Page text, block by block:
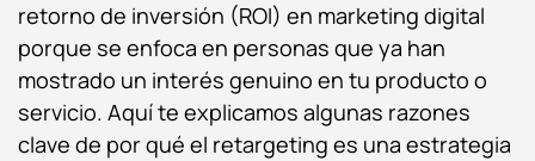
retorno de inversión (ROI) en marketing digital
porque se enfoca en personas que ya han
mostrado un interés genuino en tu producto o
servicio. Aquí te explicamos algunas razones
clave de por qué el retargeting es una estrategia